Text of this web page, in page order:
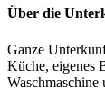
Über die
Ganze
Küche, eigenes